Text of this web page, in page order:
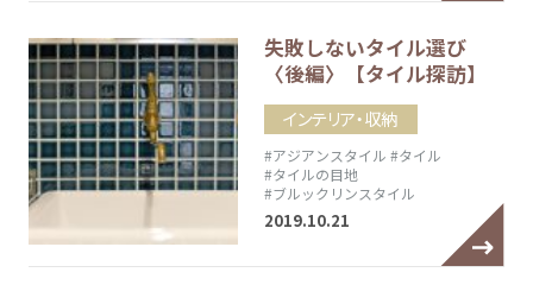
失敗しないタイル選び
〈後編〉【タイル探訪】
インテリア・収納
#アジアンスタイル #タイル
#タイルの目地
#ブルックリンスタイル
2019.10.21